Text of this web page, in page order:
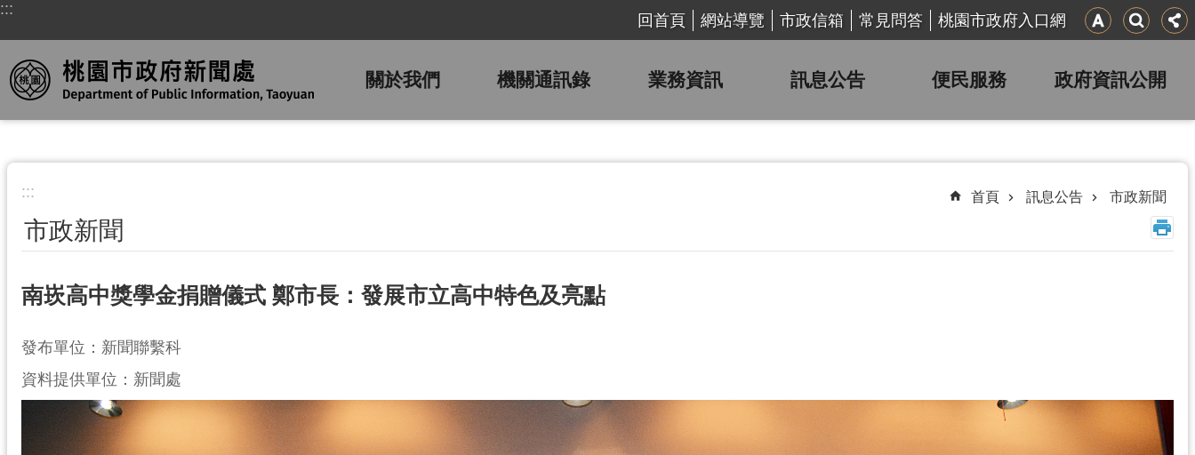
跳到主要內容區塊
:::
回首頁 網站導覽 市政信箱 常見問答 桃園市政府入口網
關於我們 機關通訊錄 業務資訊 訊息公告 便民服務 政府資訊公開
::: 首頁 訊息公告 市政新聞
市政新聞
南崁高中獎學金捐贈儀式 鄭市長：發展市立高中特色及亮點
發布單位：新聞聯繫科
資料提供單位：新聞處